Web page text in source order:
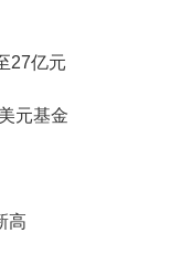
27亿元
元基金
高